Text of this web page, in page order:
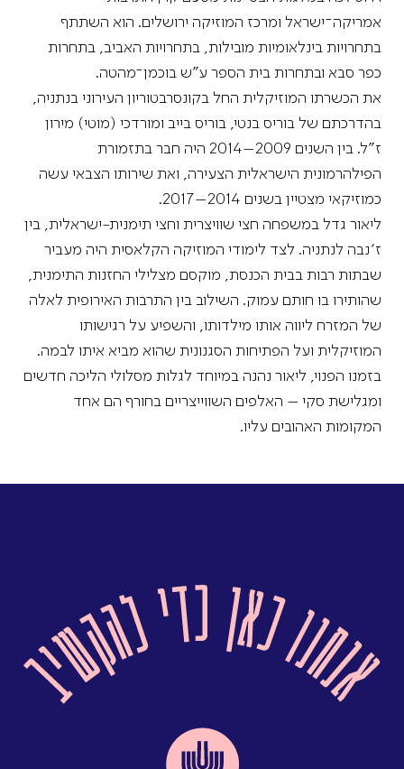
אמריקה־ישראל ומרכז המוזיקה ירושלים. הוא השתתף
בתחרויות בינלאומיות מובילות, בתחרויות האביב, בתחרות
כפר סבא ובתחרות בית הספר ע”ש בוכמן־מהטה.
את הכשרתו המוזיקלית החל בקונסרבטוריון העירוני בנתניה,
בהדרכתם של בוריס בנטי, בוריס בייב ומורדכי (מוטי) מירון
ז״ל. בין השנים 2009–2014 היה חבר בתזמורת
הפילהרמונית הישראלית הצעירה, ואת שירותו הצבאי עשה
כמוזיקאי מצטיין בשנים 2014–2017.
ליאור גדל במשפחה חצי שוויצרית וחצי תימנית-ישראלית, בין
ז׳נבה לנתניה. לצד לימודי המוזיקה הקלאסית היה מעביר
שבתות רבות בבית הכנסת, מוקסם מצלילי החזנות התימנית,
שהותירו בו חותם עמוק. השילוב בין התרבות האירופית לאלה
של המזרח ליווה אותו מילדותו, והשפיע על רגישותו
המוזיקלית ועל הפתיחות הסגנונית שהוא מביא איתו לבמה.
בזמנו הפנוי, ליאור נהנה במיוחד לגלות מסלולי הליכה חדשים
ומגלישת סקי – האלפים השווייצריים בחורף הם אחד
המקומות האהובים עליו.